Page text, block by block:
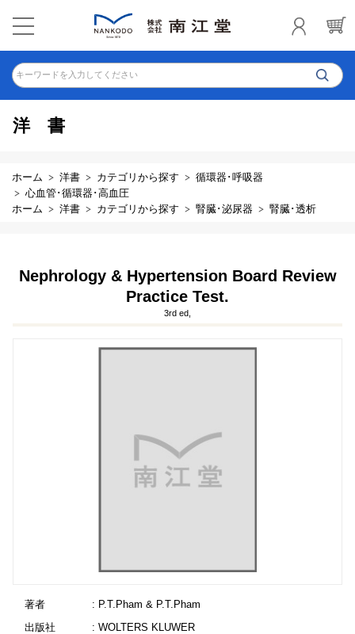
キーワードを入力してください
洋書
ホーム 洋書 カテゴリから探す
循環器･呼吸器
心血管･循環器･高血圧
ホーム
洋書 カテゴリから探す 腎臓･泌尿器 腎臓･透析
Nephrology & Hypertension Board Review
Practice Test.
3rd ed,
著者
: P.T.Pham & P.T.Pham
出版社
: WOLTERS KLUWER